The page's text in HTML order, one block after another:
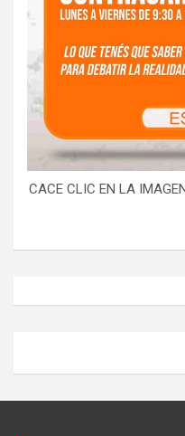
CACE CLIC EN LA